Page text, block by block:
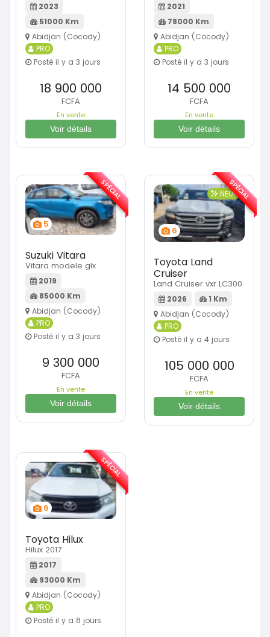
2023
51000 Km
Abidjan (Cocody)
PRO
Posté il y a 3 jours
18 900 000
FCFA
En vente
Voir détails
2021
78000 Km
Abidjan (Cocody)
PRO
Posté il y a 3 jours
14 500 000
FCFA
En vente
Voir détails
5
Suzuki Vitara
Vitara modele glx
2019
85000 Km
Abidjan (Cocody)
PRO
Posté il y a 3 jours
9 300 000
FCFA
En vente
Voir détails
SPÉCIAL
6
NEUF
Toyota Land
Cruiser
Land Cruiser vxr LC300
2026
1 Km
Abidjan (Cocody)
PRO
Posté il y a 4 jours
105 000 000
FCFA
En vente
Voir détails
SPÉCIAL
6
Toyota Hilux
Hilux 2017
2017
93000 Km
Abidjan (Cocody)
PRO
Posté il y a 8 jours
SPÉCIAL